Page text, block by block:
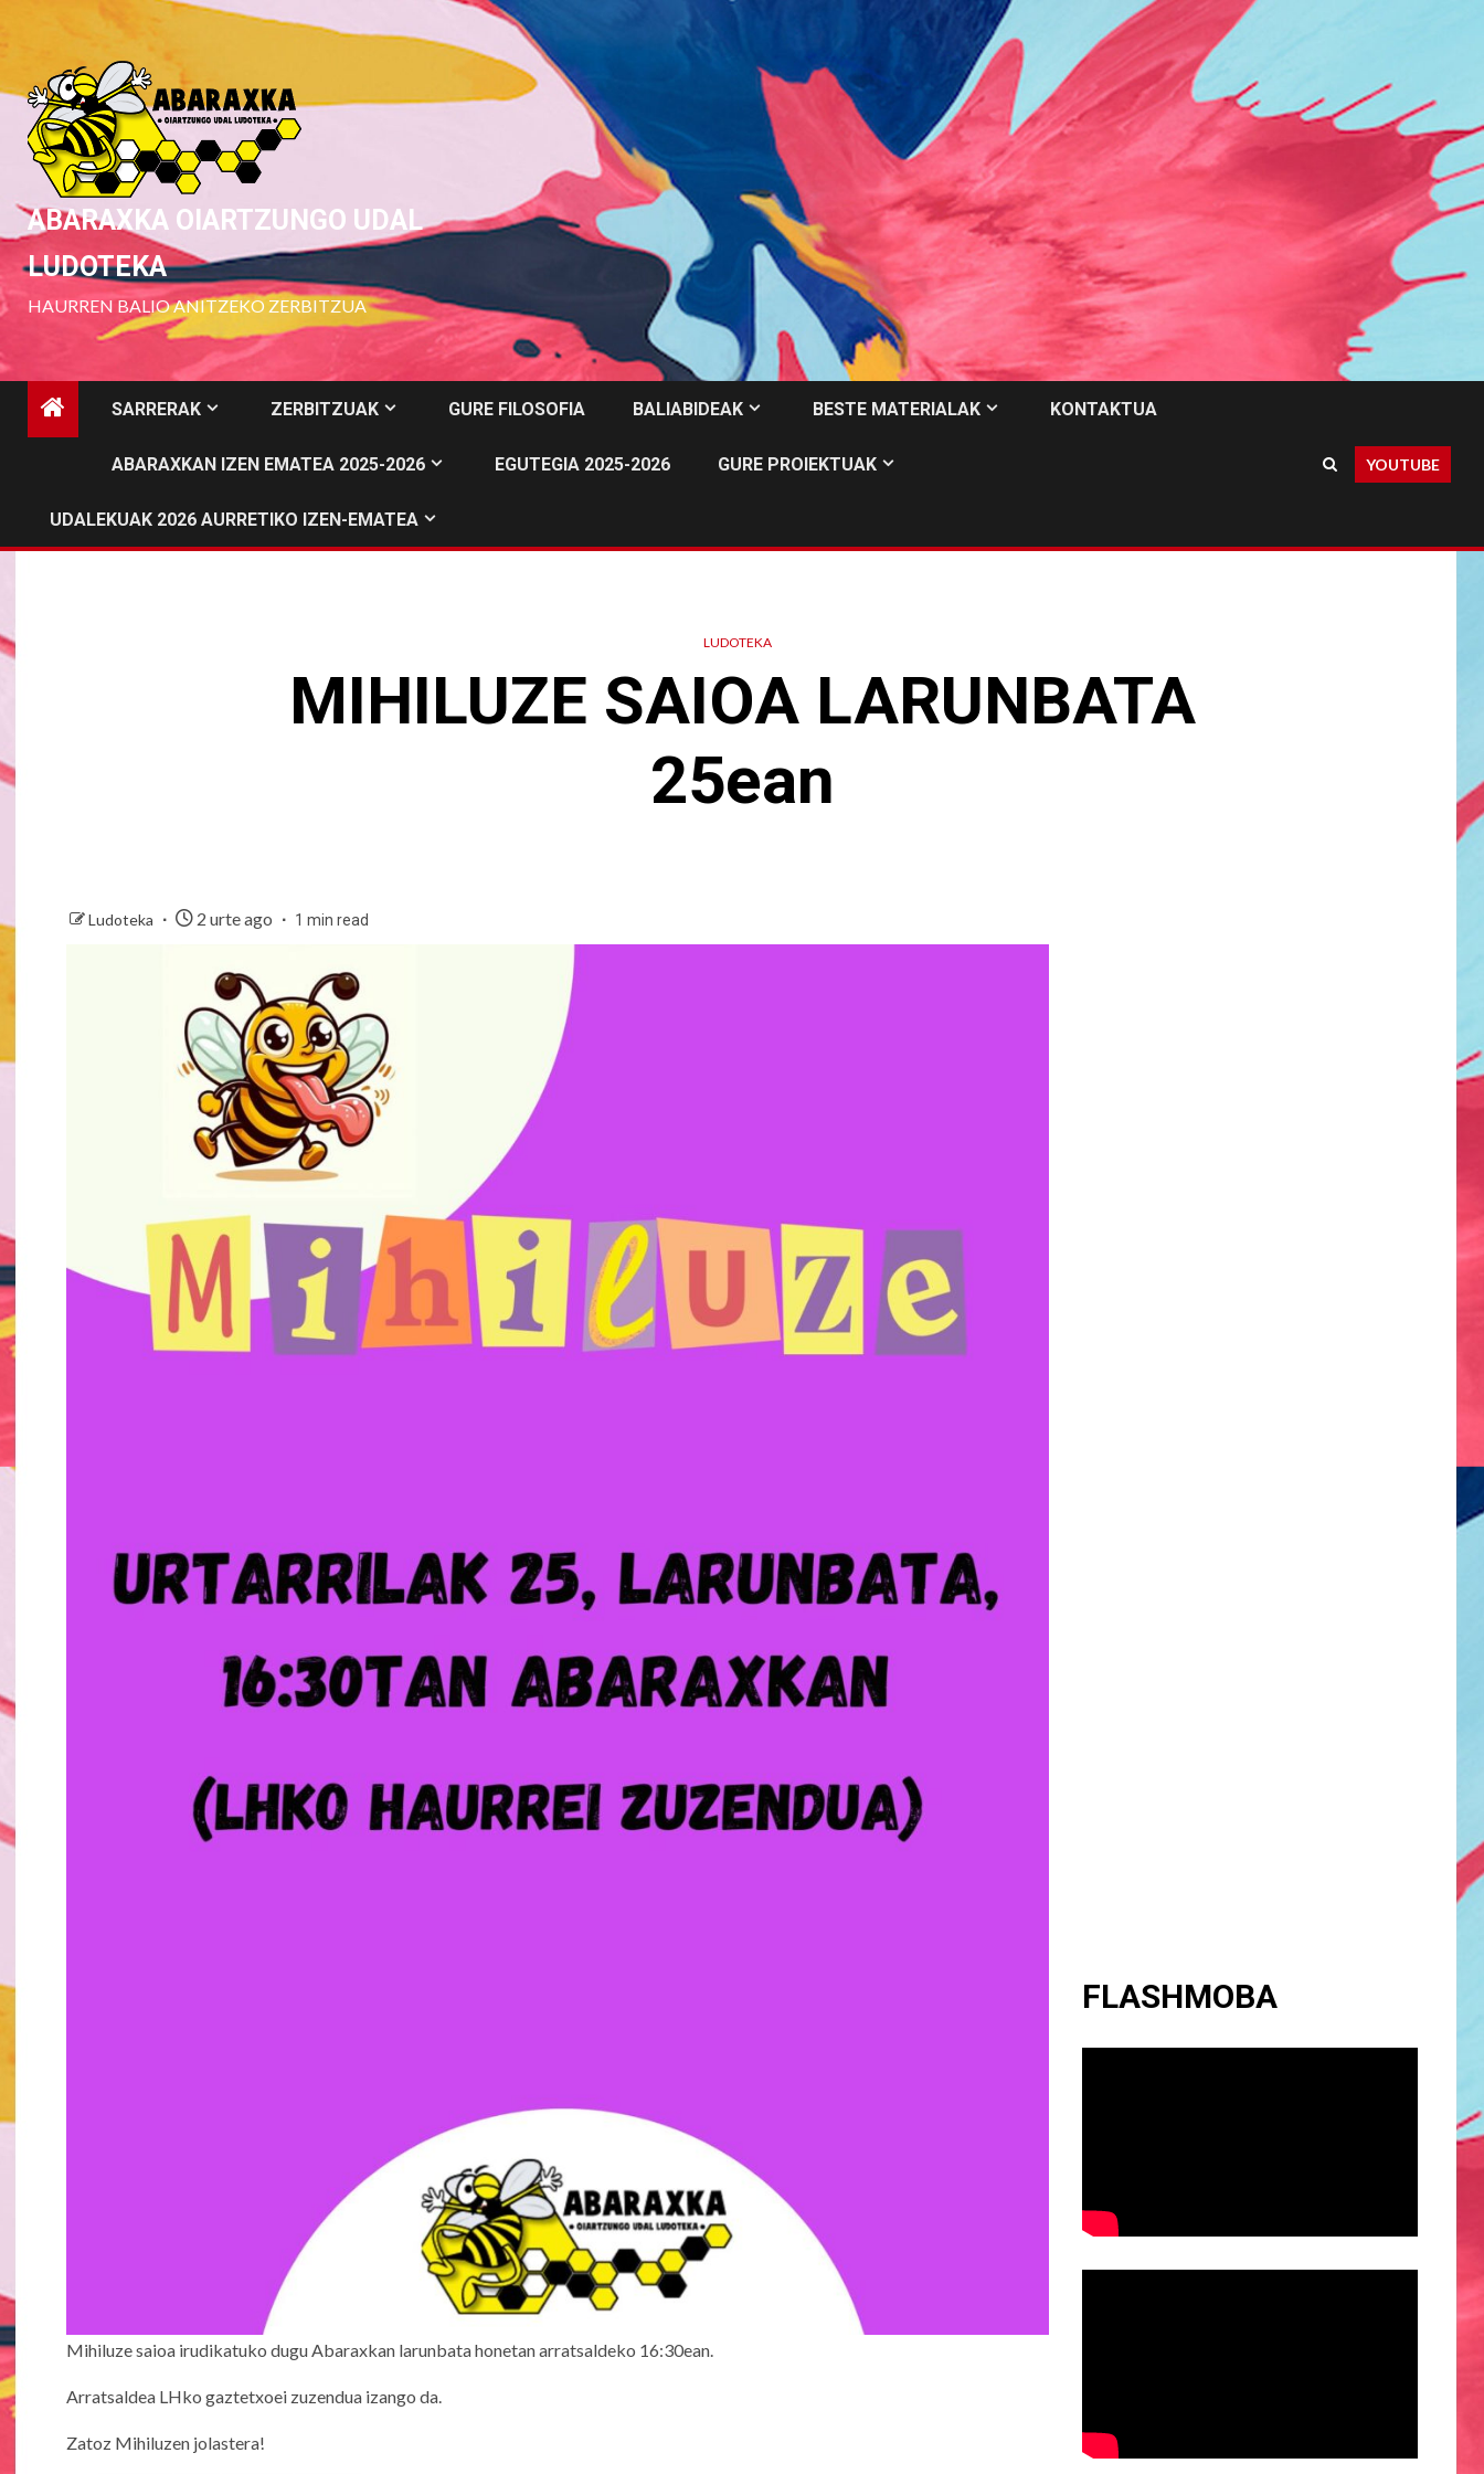
to
content
ABARAXKA OIARTZUNGO UDAL
LUDOTEKA
HAURREN BALIO ANITZEKO ZERBITZUA
SARRERAK ZERBITZUAK GURE FILOSOFIA BALIABIDEAK BESTE MATERIALAK KONTAKTUA
ABARAXKAN IZEN EMATEA 2025-2026 EGUTEGIA 2025-2026 GURE PROIEKTUAK
UDALEKUAK 2026 AURRETIKO IZEN-EMATEA
YOUTUBE
LUDOTEKA
MIHILUZE SAIOA LARUNBATA
25ean
Ludoteka 2 urte ago 1 min read
Mihiluze saioa irudikatuko dugu Abaraxkan larunbata honetan arratsaldeko 16:30ean.
Arratsaldea LHko gaztetxoei zuzendua izango da.
Zatoz Mihiluzen jolastera!
FLASHMOBA